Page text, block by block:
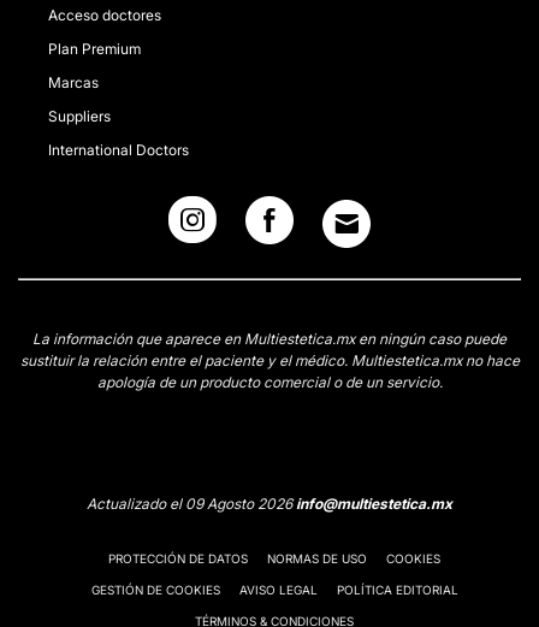
Acceso doctores
Plan Premium
Marcas
Suppliers
International Doctors
La información que aparece en Multiestetica.mx en ningún caso puede
sustituir la relación entre el paciente y el médico. Multiestetica.mx no hace
apología de un producto comercial o de un servicio.
Actualizado el 09 Agosto 2026info@multiestetica.mx
PROTECCIÓN DE DATOS NORMAS DE USO COOKIES
GESTIÓN DE COOKIES AVISO LEGAL POLÍTICA EDITORIAL
TÉRMINOS & CONDICIONES